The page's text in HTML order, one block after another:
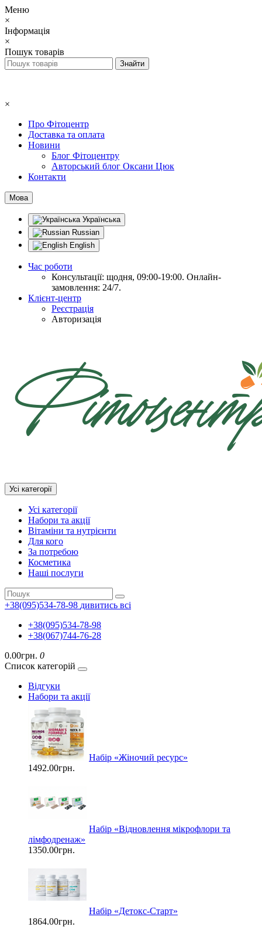
Меню
×
Інформація
×
Пошук товарів
×
Про Фітоцентр
Доставка та оплата
Новини
Блог Фітоцентру
Авторський блог Оксани Цюк
Контакти
Мова
Українська
Russian
English
Час роботи
Консультації: щодня, 09:00-19:00. Онлайн-
замовлення: 24/7.
Клієнт-центр
Реєстрація
Авторизація
Усі категорії
Усі категорії
Набори та акції
Вітаміни та нутрієнти
Для кого
За потребою
Косметика
Наші послуги
+38(095)534-78-98 дивитись всі
+38(095)534-78-98
+38(067)744-76-28
0.00грн. 0
Список категорій
Відгуки
Набори та акції
Набір «Жіночий ресурс»
1492.00грн.
Набір «Відновлення мікрофлори та
лімфодренаж»
1350.00грн.
Набір «Детокс-Старт»
1864.00грн.